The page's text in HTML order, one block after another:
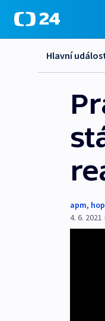
Hlavní
apm, hop
4. 6. 2021